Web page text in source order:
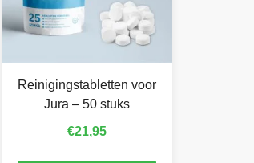
Reinigingstabletten voor
Jura – 50 stuks
€21,95